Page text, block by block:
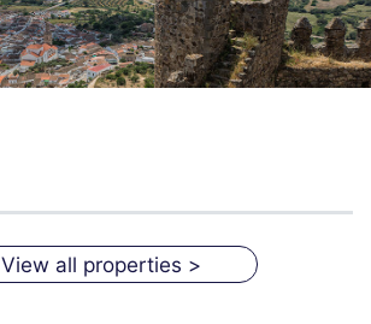
View all properties >